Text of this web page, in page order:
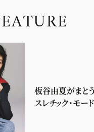
EATURE
板谷由夏がまと
スレチック・モー